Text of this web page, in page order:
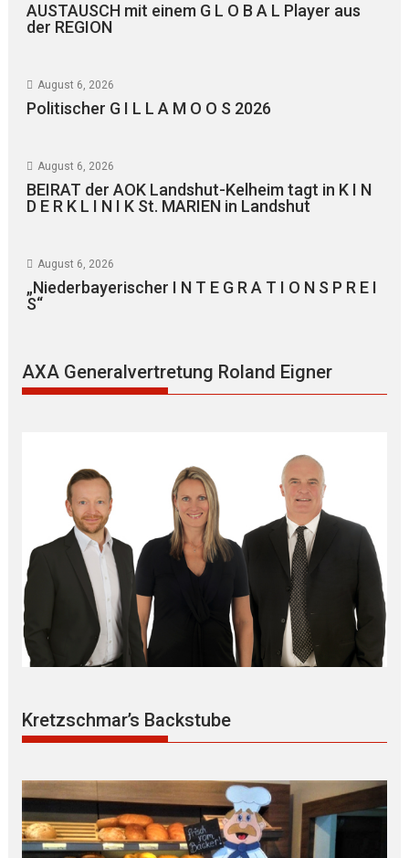
AUSTAUSCH mit einem G L O B A L Player aus
der REGION
August 6, 2026
Politischer G I L L A M O O S 2026
August 6, 2026
BEIRAT der AOK Landshut-Kelheim tagt in K I N
D E R K L I N I K St. MARIEN in Landshut
August 6, 2026
„Niederbayerischer I N T E G R A T I O N S P R E I
S“
AXA Generalvertretung Roland Eigner
Kretzschmar’s Backstube